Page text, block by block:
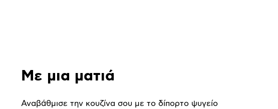
Με μια ματιά
Αναβάθμισε την κουζίνα σου με το δίπορτο ψυγείο